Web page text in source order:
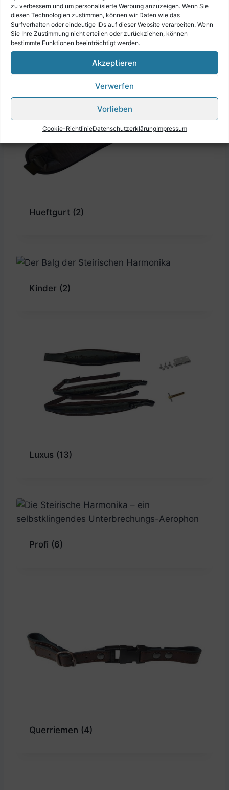
zu verbessern und um personalisierte Werbung anzuzeigen. Wenn Sie
diesen Technologien zustimmen, können wir Daten wie das
Surfverhalten oder eindeutige IDs auf dieser Website verarbeiten. Wenn
Sie Ihre Zustimmung nicht erteilen oder zurückziehen, können
bestimmte Funktionen beeinträchtigt werden.
Akzeptieren
Verwerfen
Vorlieben
Cookie-RichtlinieDatenschutzerklärungImpressum
Extravagant(3)
Hueftgurt (2)
Kinder (2)
Luxus (13)
Profi (6)
Querriemen (4)